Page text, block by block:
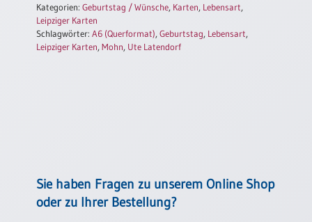
Einzelposter
Sortimente
Restbestände
Kategorien:Geburtstag / Wünsche, Karten, Lebensart,
Leipziger Karten
Schlagwörter:A6 (Querformat),Geburtstag, Lebensart,
Leipziger Karten,Mohn, Ute Latendorf
Sie haben Fragen zu unserem Online Shop
oder zu Ihrer Bestellung?